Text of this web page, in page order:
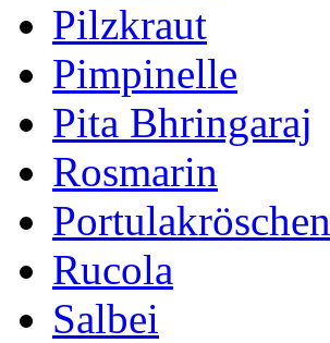
Pilzkraut
Pimpinelle
Pita Bhringaraj
Rosmarin
Portulakröschen
Rucola
Salbei